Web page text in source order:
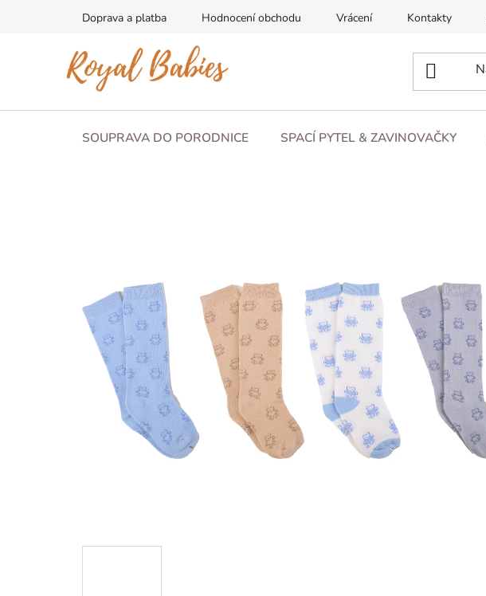
Doprava a platba Hodnocení obchodu Vrácení Kontakty
SOUPRAVA DO PORODNICE SPACÍ PYTEL & ZAVINOVAČKY